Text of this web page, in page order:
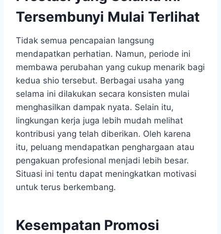
Tersembunyi Mulai Terlihat
Tidak semua pencapaian langsung
mendapatkan perhatian. Namun, periode ini
membawa perubahan yang cukup menarik bagi
kedua shio tersebut. Berbagai usaha yang
selama ini dilakukan secara konsisten mulai
menghasilkan dampak nyata. Selain itu,
lingkungan kerja juga lebih mudah melihat
kontribusi yang telah diberikan. Oleh karena
itu, peluang mendapatkan penghargaan atau
pengakuan profesional menjadi lebih besar.
Situasi ini tentu dapat meningkatkan motivasi
untuk terus berkembang.
Kesempatan Promosi